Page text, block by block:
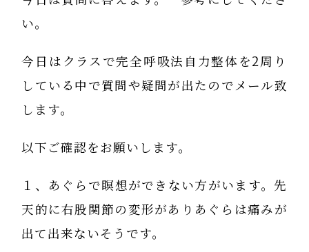
い。
今日はクラスで完全呼吸法自力整体を2周り
している中で質問や疑問が出たのでメール致
します。
以下ご確認をお願いします。
１、あぐらで瞑想ができない方がいます。先
天的に右股関節の変形がありあぐらは痛みが
出て出来ないそうです。